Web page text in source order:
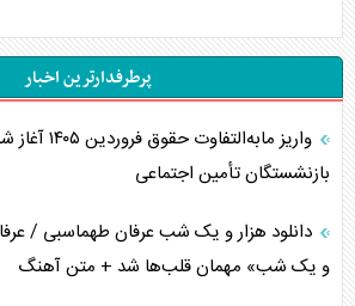
تخریب پل‌ها در اوکراین و فروپاشی روایت
اربعین، کابوس مشترک تل‌آویو-واشنگتن
برنامه هفتم توسعه در نقطه کور سیاستگذاری
اوکراین بازوی مخرب آمریکا در غرب آسیا
پرطرفدارترین اخبار
واریز
بازنشستگان تأمین اجتماعی
دانلود هزار و یک شب عرفان طهماسبی /
و یک شب» مهمان قلب‌ها شد + متن آهنگ